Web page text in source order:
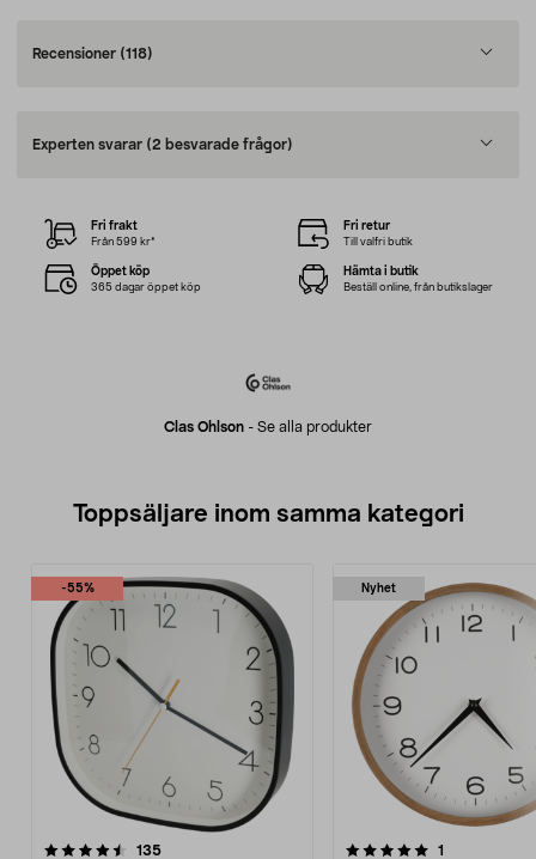
Recensioner (118)
Experten svarar (2 besvarade frågor)
Clas Ohlson - Se alla produkter
Fri frakt
Från 599 kr*
Fri retur
Till valfri butik
Öppet köp
365 dagar öppet köp
Hämta i butik
Beställ online, från butikslager
Toppsäljare inom samma kategori
-55%
135recensioner
Nyhet
5.0 av 5 stjärnor 1
3.0 av 5 stjärnor